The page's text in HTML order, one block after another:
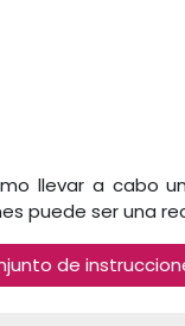
llevar a cabo
puede ser una
de